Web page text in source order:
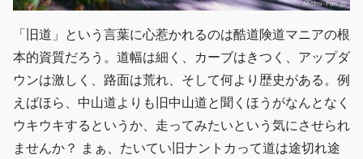
「旧道」という言葉に心惹かれるのは酷道険道マニアの根
本的資質だろう。道幅は細く、カーブはきつく、アップダ
ウンは激しく、路面は荒れ、そして何より歴史がある。例
えばほら、中山道よりも旧中山道と聞くほうがなんとなく
ウキウキするというか、走ってみたいという気にさせられ
ませんか？ まぁ、たいてい旧ナントカって道は途切れ途